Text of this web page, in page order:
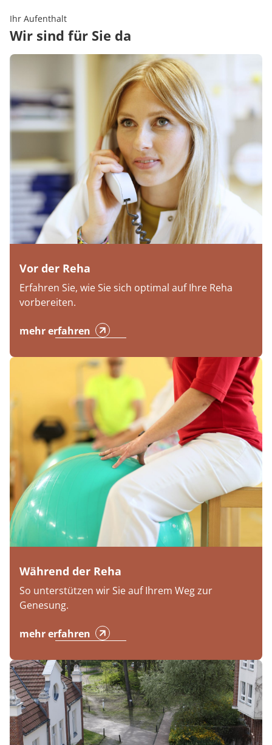
Ihr Aufenthalt
Wir sind für Sie da
Vor der Reha
Erfahren Sie, wie Sie sich optimal auf Ihre Reha
vorbereiten.
mehr erfahren
Während der Reha
So unterstützen wir Sie auf Ihrem Weg zur
Genesung.
mehr erfahren